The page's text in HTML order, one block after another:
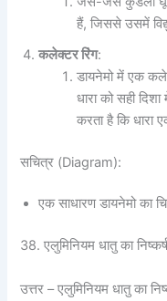
हैं, जिससे उसमें
कलेक्टर रिंग:
डायनेमो में एक
धारा को सही
करता है कि धारा
सचित्र (Diagram):
एक साधारण डायनेमो का
38. एलुमिनियम धातु का
उत्तर – एलुमिनियम धातु का